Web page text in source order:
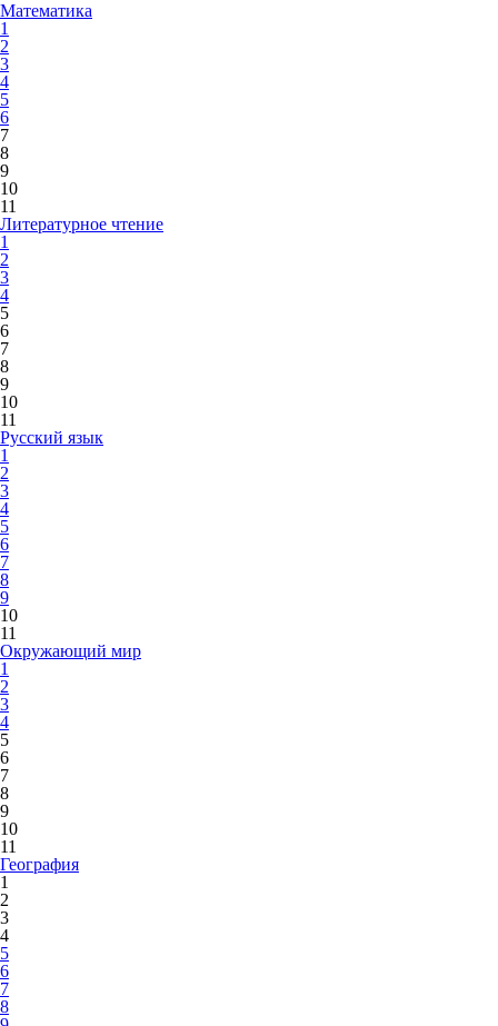
Математика
1
2
3
4
5
6
7
8
9
10
11
Литературное чтение
1
2
3
4
5
6
7
8
9
10
11
Русский язык
1
2
3
4
5
6
7
8
9
10
11
Окружающий мир
1
2
3
4
5
6
7
8
9
10
11
География
1
2
3
4
5
6
7
8